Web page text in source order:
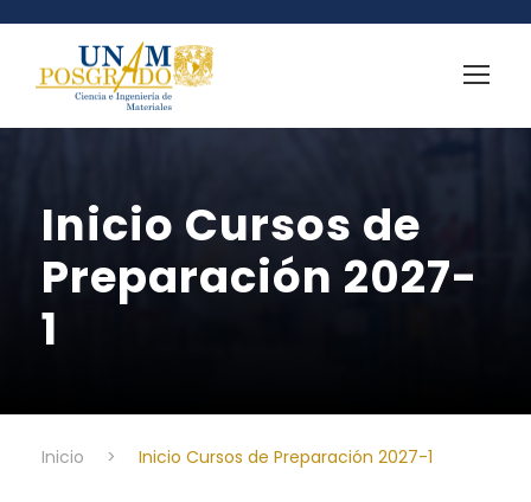
Inicio Cursos de
Preparación 2027-
1
Inicio > Inicio Cursos de Preparación 2027-1